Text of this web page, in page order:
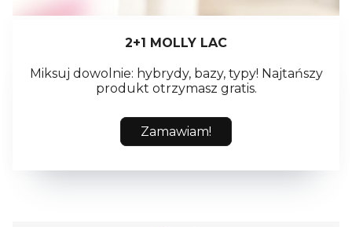
2+1 MOLLY LAC
Miksuj dowolnie: hybrydy, bazy, typy! Najtańszy
produkt otrzymasz gratis.
Zamawiam!